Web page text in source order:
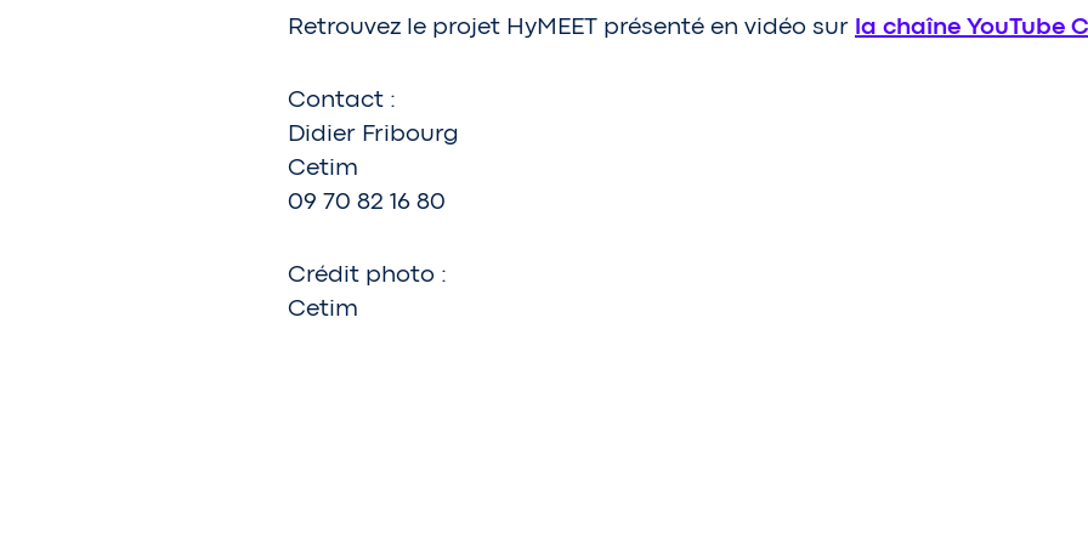
Retrouvez le projet HyMEET présenté en vidéo sur la chaîne YouTube
Contact :
Didier Fribourg
Cetim
09 70 82 16 80
Crédit photo :
Cetim